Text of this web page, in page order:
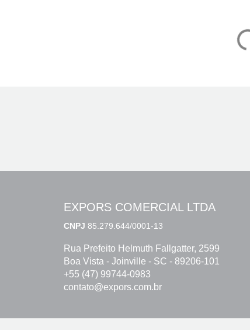
EXPORS COMERCIAL LTDA
CNPJ 85.279.644/0001-13
Rua Prefeito Helmuth Fallgatter, 2599
Boa Vista - Joinville - SC - 89206-101
+55 (47) 99744-0983
contato@expors.com.br